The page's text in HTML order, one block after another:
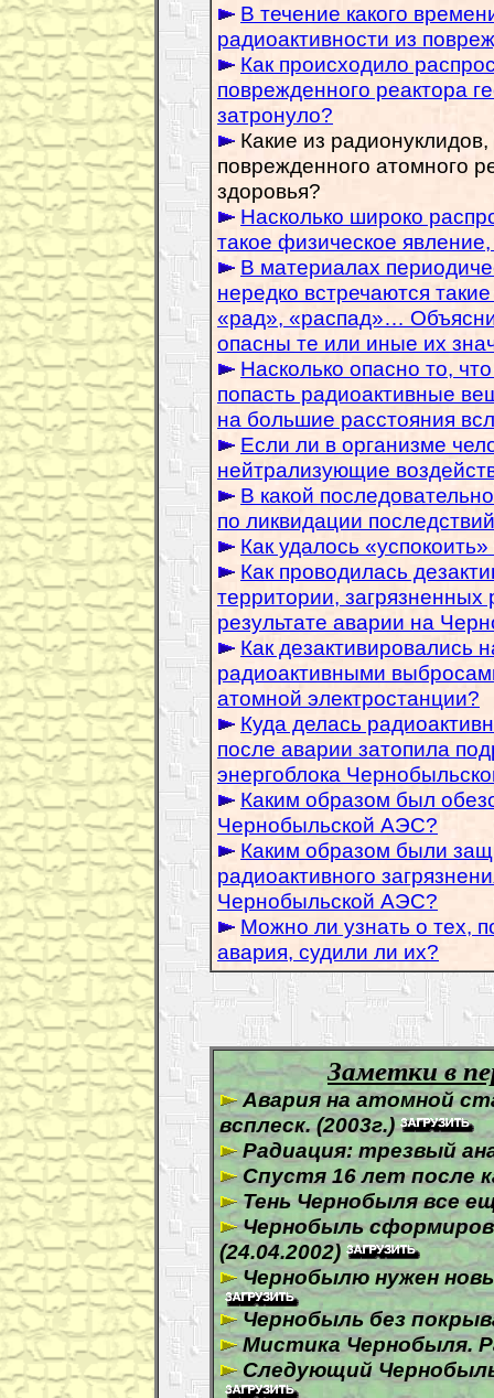
В течение какого
радиоактивности из
Как происходило
поврежденного реактора
затронуло?
Какие из
поврежденного атомного
здоровья?
Насколько широко
такое физическое
В материалах
нередко встречаются
«рад», «распад»…
опасны те или иные их
Насколько опасно то,
попасть радиоактивные
на большие расстояния
Если ли в организме
нейтрализующие
В какой
по ликвидации
Как удалось
Как проводилась
территории,
результате аварии на
Как дезактивировались
радиоактивными
атомной электростанции?
Куда делась
после аварии затопила
энергоблока
Каким образом был
Чернобыльской АЭС?
Каким образом были
радиоактивного
Чернобыльской АЭС?
Можно ли узнать о тех,
авария, судили ли их?
Заметки в
Авария на атомной
всплеск. (2003г.)
Радиация: трезвый
Спустя 16 лет после
Тень Чернобыля все
Чернобыль
(24.04.2002)
Чернобылю нужен
Чернобыль без
Мистика Чернобыля.
Следующий